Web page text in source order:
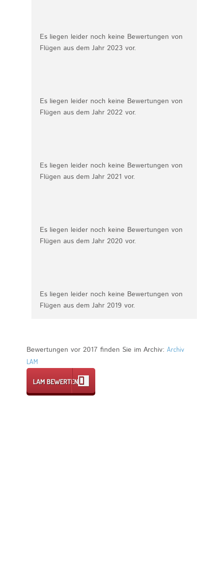
Es liegen leider noch keine Bewertungen von
Flügen aus dem Jahr 2023 vor.
Es liegen leider noch keine Bewertungen von
Flügen aus dem Jahr 2022 vor.
Es liegen leider noch keine Bewertungen von
Flügen aus dem Jahr 2021 vor.
Es liegen leider noch keine Bewertungen von
Flügen aus dem Jahr 2020 vor.
Es liegen leider noch keine Bewertungen von
Flügen aus dem Jahr 2019 vor.
Bewertungen vor 2017 finden Sie im Archiv: Archiv
LAM
LAM BEWERTEN